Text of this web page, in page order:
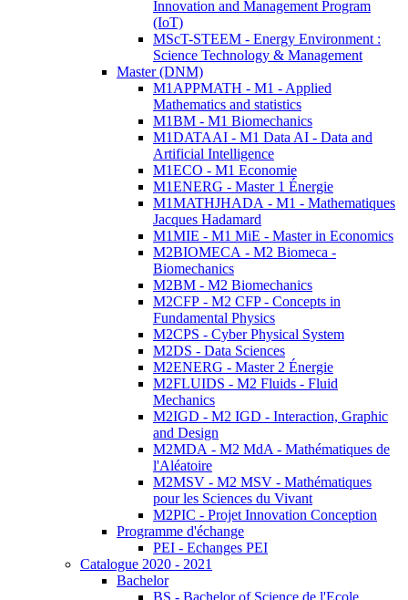
Innovation and Management Program
(IoT)
MScT-STEEM - Energy Environment :
Science Technology & Management
Master (DNM)
M1APPMATH - M1 - Applied
Mathematics and statistics
M1BM - M1 Biomechanics
M1DATAAI - M1 Data AI - Data and
Artificial Intelligence
M1ECO - M1 Economie
M1ENERG - Master 1 Énergie
M1MATHJHADA - M1 - Mathematiques
Jacques Hadamard
M1MIE - M1 MiE - Master in Economics
M2BIOMECA - M2 Biomeca -
Biomechanics
M2BM - M2 Biomechanics
M2CFP - M2 CFP - Concepts in
Fundamental Physics
M2CPS - Cyber Physical System
M2DS - Data Sciences
M2ENERG - Master 2 Énergie
M2FLUIDS - M2 Fluids - Fluid
Mechanics
M2IGD - M2 IGD - Interaction, Graphic
and Design
M2MDA - M2 MdA - Mathématiques de
l'Aléatoire
M2MSV - M2 MSV - Mathématiques
pour les Sciences du Vivant
M2PIC - Projet Innovation Conception
Programme d'échange
PEI - Echanges PEI
Catalogue 2020 - 2021
Bachelor
BS - Bachelor of Science de l'Ecole